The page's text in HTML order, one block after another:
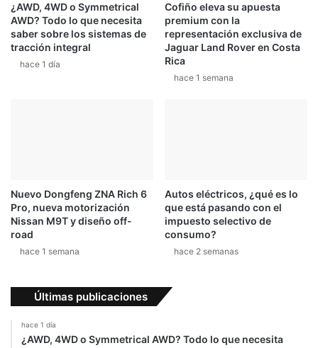
¿AWD, 4WD o Symmetrical
AWD? Todo lo que necesita
saber sobre los sistemas de
tracción integral
hace 1 día
Cofiño eleva su apuesta
premium con la
representación exclusiva de
Jaguar Land Rover en Costa
Rica
hace 1 semana
Nuevo Dongfeng ZNA Rich 6
Pro, nueva motorización
Nissan M9T y diseño off-
road
hace 1 semana
Autos eléctricos, ¿qué es lo
que está pasando con el
impuesto selectivo de
consumo?
hace 2 semanas
Últimas publicaciones
hace 1 día
¿AWD, 4WD o Symmetrical AWD? Todo lo que necesita